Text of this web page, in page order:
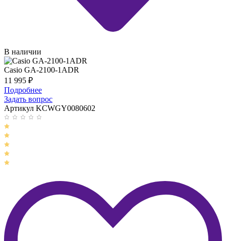
В наличии
Casio GA-2100-1ADR
11 995 ₽
Подробнее
Задать вопрос
Артикул KCWGY0080602